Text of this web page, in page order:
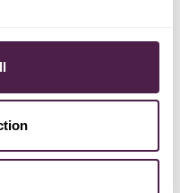
ipsum quia
velit, sed quia non
voluptatem. Ut enim
exercitationem ullam
aliquid ex ea